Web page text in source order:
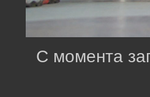
С момента